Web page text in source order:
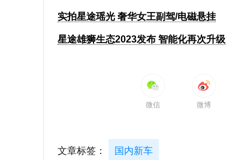
实拍星途瑶光 奢华女王副驾/电磁悬挂
星途雄狮生态2023发布 智能化再次升级
微信 微博
文章标签： 国内新车